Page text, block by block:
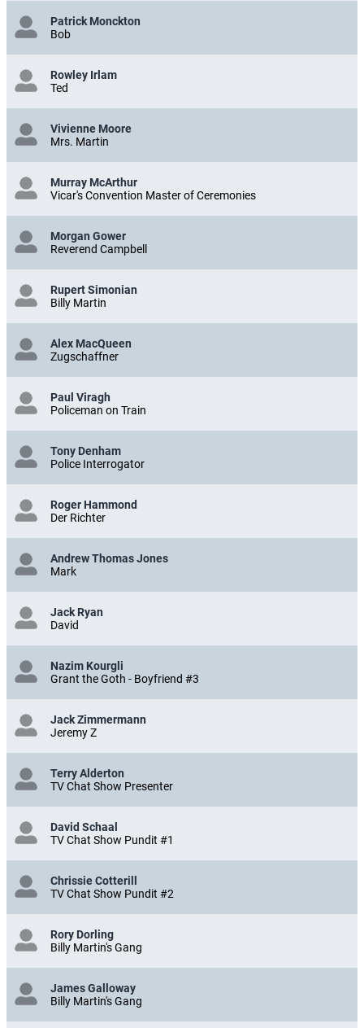
Patrick Monckton
Bob
Rowley Irlam
Ted
Vivienne Moore
Mrs. Martin
Murray McArthur
Vicar's Convention Master of Ceremonies
Morgan Gower
Reverend Campbell
Rupert Simonian
Billy Martin
Alex MacQueen
Zugschaffner
Paul Viragh
Policeman on Train
Tony Denham
Police Interrogator
Roger Hammond
Der Richter
Andrew Thomas Jones
Mark
Jack Ryan
David
Nazim Kourgli
Grant the Goth - Boyfriend #3
Jack Zimmermann
Jeremy Z
Terry Alderton
TV Chat Show Presenter
David Schaal
TV Chat Show Pundit #1
Chrissie Cotterill
TV Chat Show Pundit #2
Rory Dorling
Billy Martin's Gang
James Galloway
Billy Martin's Gang